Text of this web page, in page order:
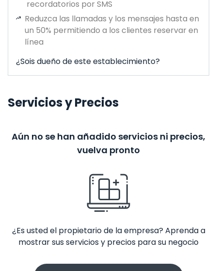
recordatorios por SMS
Reduzca las llamadas y los mensajes hasta en
un 50% permitiendo a los clientes reservar en
línea
¿Sois dueño de este establecimiento?
Servicios y Precios
Aún no se han añadido servicios ni precios,
vuelva pronto
¿Es usted el propietario de la empresa? Aprenda a
mostrar sus servicios y precios para su negocio